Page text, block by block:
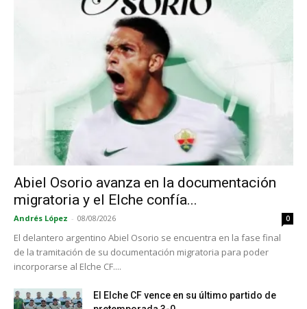
Abiel Osorio avanza en la documentación
migratoria y el Elche confía...
Andrés López - 08/08/2026 0
El delantero argentino Abiel Osorio se encuentra en la fase final
de la tramitación de su documentación migratoria para poder
incorporarse al Elche CF....
El Elche CF vence en su último partido de